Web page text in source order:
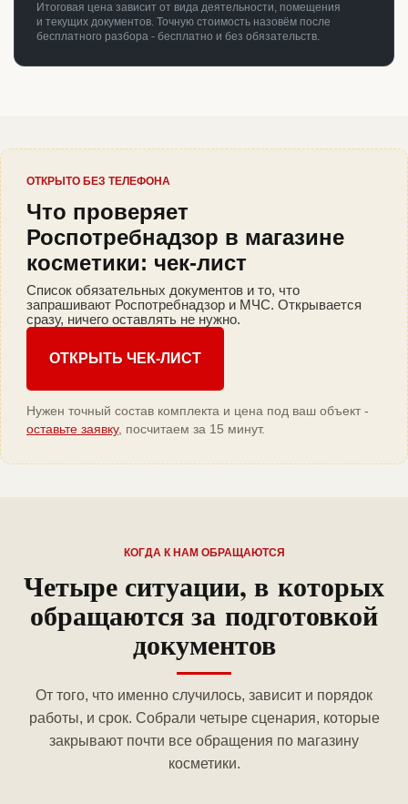
Итоговая цена зависит от вида деятельности, помещения
и текущих документов. Точную стоимость назовём после
бесплатного разбора - бесплатно и без обязательств.
ОТКРЫТО БЕЗ ТЕЛЕФОНА
Что проверяет
Роспотребнадзор в магазине
косметики: чек-лист
Список обязательных документов и то, что
запрашивают Роспотребнадзор и МЧС. Открывается
сразу, ничего оставлять не нужно.
ОТКРЫТЬ ЧЕК-ЛИСТ
Нужен точный состав комплекта и цена под ваш объект -
оставьте заявку, посчитаем за 15 минут.
КОГДА К НАМ ОБРАЩАЮТСЯ
Четыре ситуации, в которых
обращаются за подготовкой
документов
От того, что именно случилось, зависит и порядок
работы, и срок. Собрали четыре сценария, которые
закрывают почти все обращения по магазину
косметики.